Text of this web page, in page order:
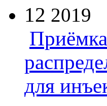
12 2019
для